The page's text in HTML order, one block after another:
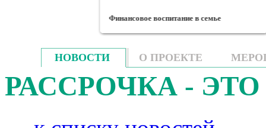
Финансовое воспитание в семье
НОВОСТИ О ПРОЕКТЕ
РАССРОЧКА -